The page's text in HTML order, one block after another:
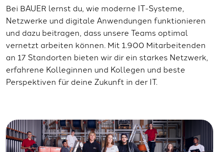
Bei BAUER lernst du, wie moderne IT-Systeme,
Netzwerke und digitale Anwendungen funktionieren
und dazu beitragen, dass unsere Teams optimal
vernetzt arbeiten können. Mit 1.900 Mitarbeitenden
an 17 Standorten bieten wir dir ein starkes Netzwerk,
erfahrene Kolleginnen und Kollegen und beste
Perspektiven für deine Zukunft in der IT.